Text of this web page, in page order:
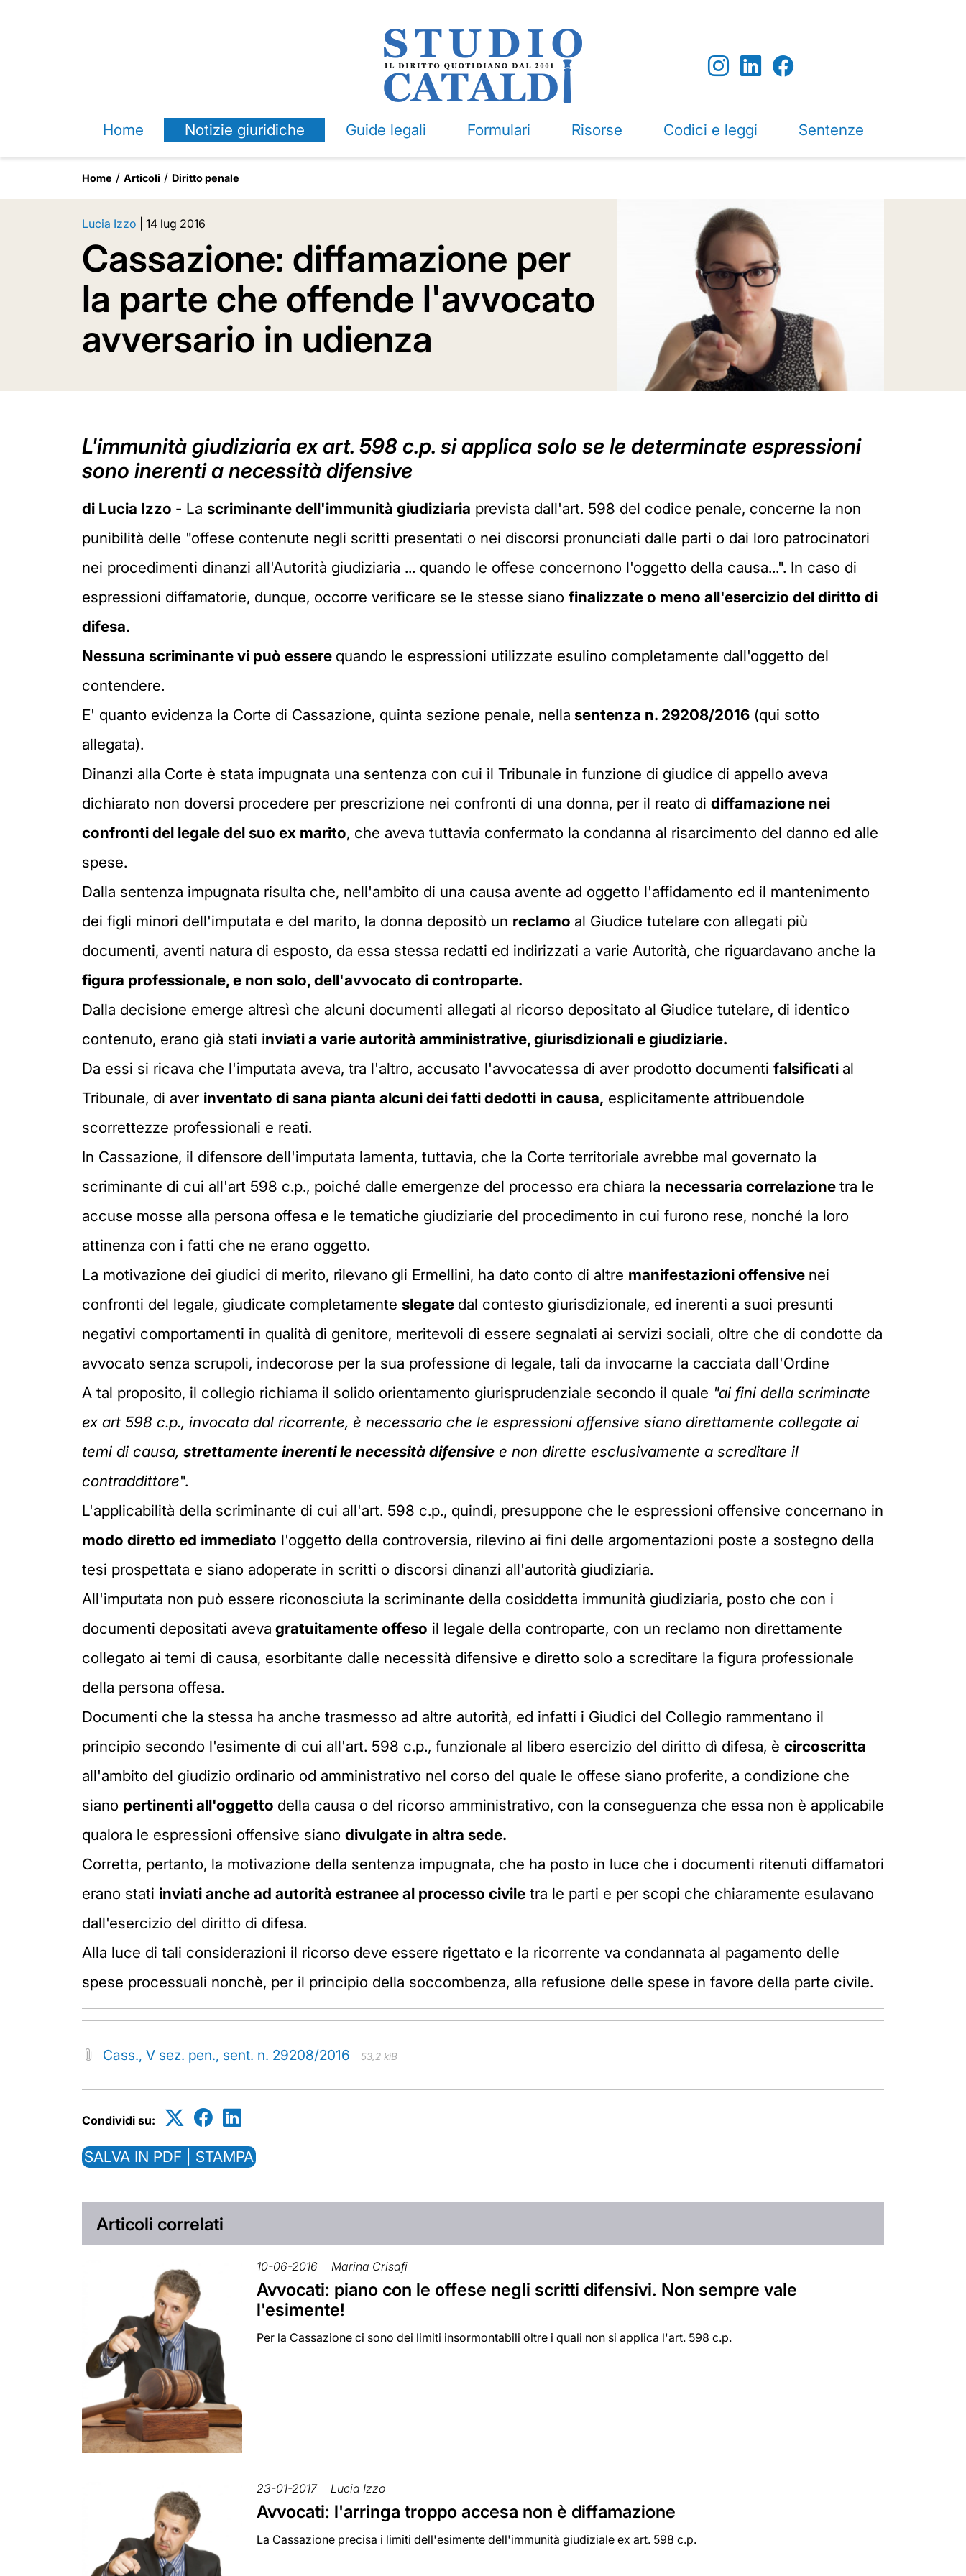
Home Notizie giuridiche Guide legali Formulari Risorse Codici e leggi Sentenze
Home Articoli Diritto penale
Lucia Izzo 14 lug 2016
Cassazione: diffamazione per
la parte che offende l'avvocato
avversario in udienza
L'immunità giudiziaria ex art. 598 c.p. si applica solo se le determinate espressioni
sono inerenti a necessità difensive
di Lucia Izzo - La scriminante dell'immunità giudiziaria prevista dall'art. 598 del codice penale, concerne la non
punibilità delle "offese contenute negli scritti presentati o nei discorsi pronunciati dalle parti o dai loro patrocinatori
nei procedimenti dinanzi all'Autorità giudiziaria ... quando le offese concernono l'oggetto della causa...". In caso di
espressioni diffamatorie, dunque, occorre verificare se le stesse siano finalizzate o meno all'esercizio del diritto di
difesa.
Nessuna scriminante vi può essere quando le espressioni utilizzate esulino completamente dall'oggetto del
contendere.
E' quanto evidenza la Corte di Cassazione, quinta sezione penale, nella sentenza n. 29208/2016 (qui sotto
allegata).
Dinanzi alla Corte è stata impugnata una sentenza con cui il Tribunale in funzione di giudice di appello aveva
dichiarato non doversi procedere per prescrizione nei confronti di una donna, per il reato di diffamazione nei
confronti del legale del suo ex marito, che aveva tuttavia confermato la condanna al risarcimento del danno ed alle
spese.
Dalla sentenza impugnata risulta che, nell'ambito di una causa avente ad oggetto l'affidamento ed il mantenimento
dei figli minori dell'imputata e del marito, la donna depositò un reclamo al Giudice tutelare con allegati più
documenti, aventi natura di esposto, da essa stessa redatti ed indirizzati a varie Autorità, che riguardavano anche la
figura professionale, e non solo, dell'avvocato di controparte.
Dalla decisione emerge altresì che alcuni documenti allegati al ricorso depositato al Giudice tutelare, di identico
contenuto, erano già stati inviati a varie autorità amministrative, giurisdizionali e giudiziarie.
Da essi si ricava che l'imputata aveva, tra l'altro, accusato l'avvocatessa di aver prodotto documenti falsificati al
Tribunale, di aver inventato di sana pianta alcuni dei fatti dedotti in causa, esplicitamente attribuendole
scorrettezze professionali e reati.
In Cassazione, il difensore dell'imputata lamenta, tuttavia, che la Corte territoriale avrebbe mal governato la
scriminante di cui all'art 598 c.p., poiché dalle emergenze del processo era chiara la necessaria correlazione tra le
accuse mosse alla persona offesa e le tematiche giudiziarie del procedimento in cui furono rese, nonché la loro
attinenza con i fatti che ne erano oggetto.
La motivazione dei giudici di merito, rilevano gli Ermellini, ha dato conto di altre manifestazioni offensive nei
confronti del legale, giudicate completamente slegate dal contesto giurisdizionale, ed inerenti a suoi presunti
negativi comportamenti in qualità di genitore, meritevoli di essere segnalati ai servizi sociali, oltre che di condotte da
avvocato senza scrupoli, indecorose per la sua professione di legale, tali da invocarne la cacciata dall'Ordine
A tal proposito, il collegio richiama il solido orientamento giurisprudenziale secondo il quale "ai fini della scriminate
ex art 598 c.p., invocata dal ricorrente, è necessario che le espressioni offensive siano direttamente collegate ai
temi di causa, strettamente inerenti le necessità difensive e non dirette esclusivamente a screditare il
contraddittore".
L'applicabilità della scriminante di cui all'art. 598 c.p., quindi, presuppone che le espressioni offensive concernano in
modo diretto ed immediato l'oggetto della controversia, rilevino ai fini delle argomentazioni poste a sostegno della
tesi prospettata e siano adoperate in scritti o discorsi dinanzi all'autorità giudiziaria.
All'imputata non può essere riconosciuta la scriminante della cosiddetta immunità giudiziaria, posto che con i
documenti depositati aveva gratuitamente offeso il legale della controparte, con un reclamo non direttamente
collegato ai temi di causa, esorbitante dalle necessità difensive e diretto solo a screditare la figura professionale
della persona offesa.
Documenti che la stessa ha anche trasmesso ad altre autorità, ed infatti i Giudici del Collegio rammentano il
principio secondo l'esimente di cui all'art. 598 c.p., funzionale al libero esercizio del diritto dì difesa, è circoscritta
all'ambito del giudizio ordinario od amministrativo nel corso del quale le offese siano proferite, a condizione che
siano pertinenti all'oggetto della causa o del ricorso amministrativo, con la conseguenza che essa non è applicabile
qualora le espressioni offensive siano divulgate in altra sede.
Corretta, pertanto, la motivazione della sentenza impugnata, che ha posto in luce che i documenti ritenuti diffamatori
erano stati inviati anche ad autorità estranee al processo civile tra le parti e per scopi che chiaramente esulavano
dall'esercizio del diritto di difesa.
Alla luce di tali considerazioni il ricorso deve essere rigettato e la ricorrente va condannata al pagamento delle
spese processuali nonchè, per il principio della soccombenza, alla refusione delle spese in favore della parte civile.
Cass., V sez. pen., sent. n. 29208/2016 53,2 kiB
Condividi su:
SALVA IN PDF | STAMPA
Articoli correlati
10-06-2016 Marina Crisafi
Avvocati: piano con le offese negli scritti difensivi. Non sempre vale
l'esimente!
Per la Cassazione ci sono dei limiti insormontabili oltre i quali non si applica l'art. 598 c.p.
23-01-2017 Lucia Izzo
Avvocati: l'arringa troppo accesa non è diffamazione
La Cassazione precisa i limiti dell'esimente dell'immunità giudiziale ex art. 598 c.p.